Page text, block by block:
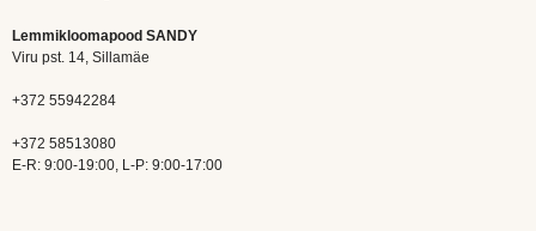
Lemmikloomapood SANDY
Viru pst. 14, Sillamäe
+372 55942284
+372 58513080
E-R: 9:00-19:00, L-P: 9:00-17:00